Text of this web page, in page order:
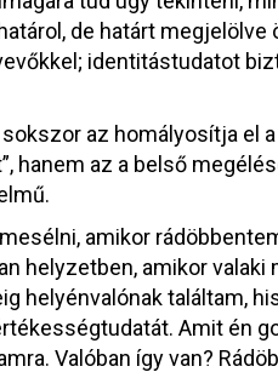
de határt
identitástudatot
az homályosítja el
hanem az a belső
amikor
helyzetben, amikor valaki
helyénvalónak találtam,
Amit én
Valóban így van?